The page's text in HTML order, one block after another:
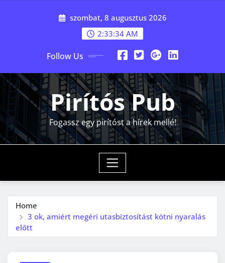
szombat, 8 augusztus 2026
2:33:35 AM
Follow Us
Pirítós Pub
Fogassz egy pirítóst a hírek mellé!
Home
3 ok, amiért megéri utasbiztosítást kötni nyaralás
előtt